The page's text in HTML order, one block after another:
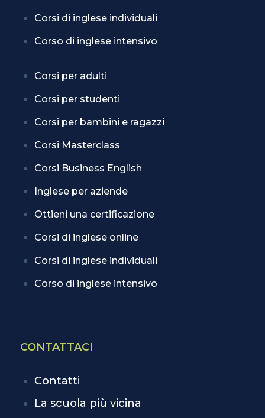
Corsi di inglese individuali
Corso di inglese intensivo
Corsi per adulti
Corsi per studenti
Corsi per bambini e ragazzi
Corsi Masterclass
Corsi Business English
Inglese per aziende
Ottieni una certificazione
Corsi di inglese online
Corsi di inglese individuali
Corso di inglese intensivo
CONTATTACI
Contatti
La scuola più vicina